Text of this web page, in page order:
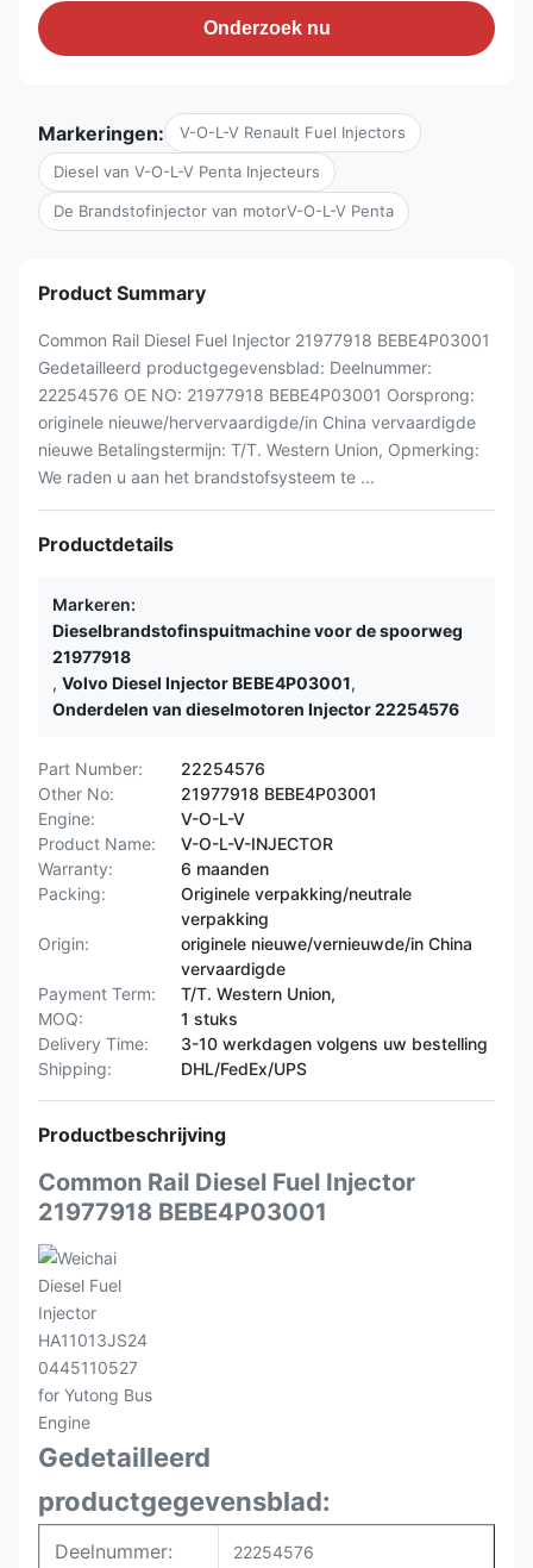
Onderzoek nu
Markeringen: V-O-L-V Renault Fuel Injectors
Diesel van V-O-L-V Penta Injecteurs
De Brandstofinjector van motorV-O-L-V Penta
Product Summary
Common Rail Diesel Fuel Injector 21977918 BEBE4P03001
Gedetailleerd productgegevensblad: Deelnummer:
22254576 OE NO: 21977918 BEBE4P03001 Oorsprong:
originele nieuwe/hervervaardigde/in China vervaardigde
nieuwe Betalingstermijn: T/T. Western Union, Opmerking:
We raden u aan het brandstofsysteem te ...
Productdetails
Markeren:
Dieselbrandstofinspuitmachine voor de spoorweg
21977918
, Volvo Diesel Injector BEBE4P03001,
Onderdelen van dieselmotoren Injector 22254576
Part Number:
22254576
Other No:
21977918 BEBE4P03001
Engine:
V-O-L-V
Product Name:
V-O-L-V-INJECTOR
Warranty:
6 maanden
Packing:
Originele verpakking/neutrale
verpakking
Origin:
originele nieuwe/vernieuwde/in China
vervaardigde
Payment Term:
T/T. Western Union,
MOQ:
1 stuks
Delivery Time:
3-10 werkdagen volgens uw bestelling
Shipping:
DHL/FedEx/UPS
Productbeschrijving
Common Rail Diesel Fuel Injector
21977918 BEBE4P03001
Gedetailleerd
productgegevensblad:
Deelnummer: 22254576